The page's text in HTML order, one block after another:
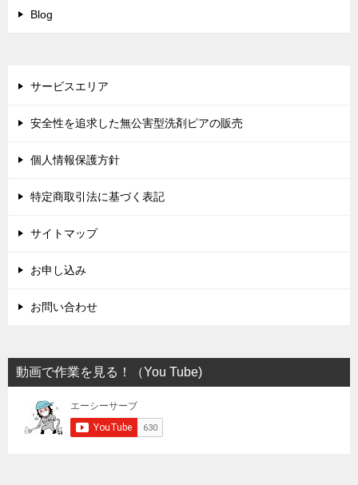
Blog
サービスエリア
安全性を追求した無公害型洗剤ピアの販売
個人情報保護方針
特定商取引法に基づく表記
サイトマップ
お申し込み
お問い合わせ
動画で作業を見る！（You Tube)